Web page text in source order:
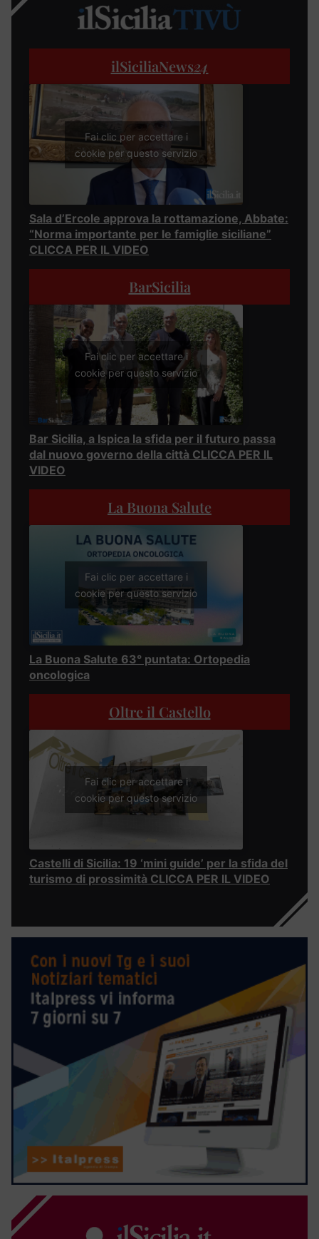
ilSiciliaNews24
Fai clic per accettare i
cookie per questo servizio
Sala d’Ercole approva la rottamazione, Abbate:
“Norma importante per le famiglie siciliane”
CLICCA PER IL VIDEO
BarSicilia
Fai clic per accettare i
cookie per questo servizio
Bar Sicilia, a Ispica la sfida per il futuro passa
dal nuovo governo della città CLICCA PER IL
VIDEO
La Buona Salute
Fai clic per accettare i
cookie per questo servizio
La Buona Salute 63° puntata: Ortopedia
oncologica
Oltre il Castello
Fai clic per accettare i
cookie per questo servizio
Castelli di Sicilia: 19 ‘mini guide’ per la sfida del
turismo di prossimità CLICCA PER IL VIDEO